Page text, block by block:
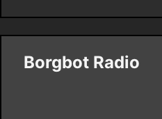
Borgbot Radio